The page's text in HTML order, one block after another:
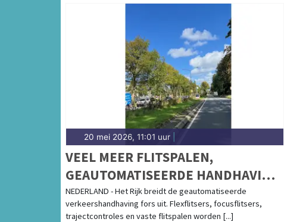
20 mei 2026, 11:01 uur
VEEL MEER FLITSPALEN,
GEAUTOMATISEERDE HANDHAVING
VERDUBBELT
NEDERLAND - Het Rijk breidt de geautomatiseerde
verkeershandhaving fors uit. Flexflitsers, focusflitsers,
trajectcontroles en vaste flitspalen worden [...]